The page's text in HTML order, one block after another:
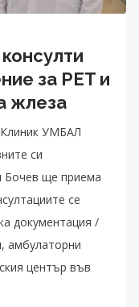
за PET и
жлеза
УМБАЛ
си
Бочев ще приема
се
документация /
амбулаторни
център във